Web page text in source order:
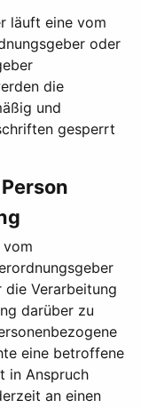
läuft eine vom
oder
die
und
gesperrt
die Verarbeitung
darüber zu
eine betroffene
in Anspruch
an einen